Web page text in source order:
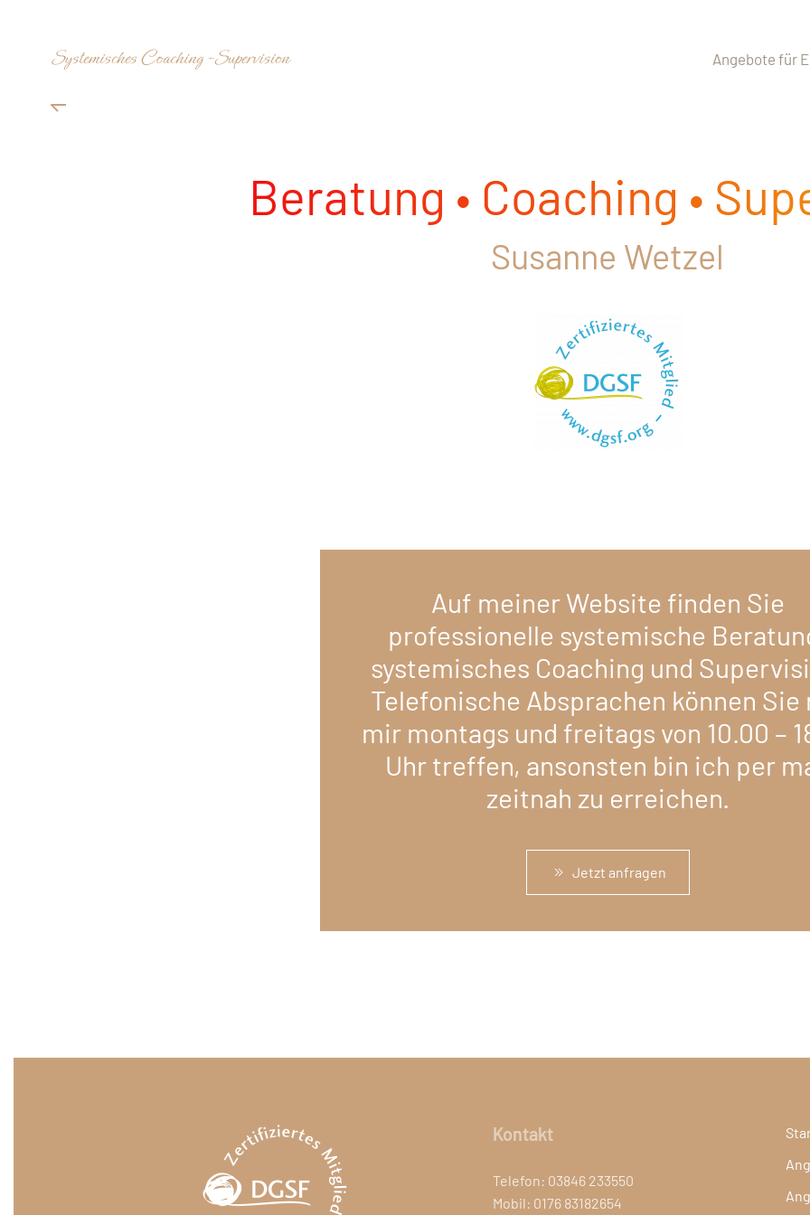
Zum Hauptinhalt springen Angebote für
Beratung • Coaching •
Susanne Wetzel
Auf meiner Website finden Sie
professionelle systemische
systemisches Coaching und
Telefonische Absprachen können Sie
mir montags und freitags von 10.00 –
Uhr treffen, ansonsten bin ich per
zeitnah zu erreichen.
Jetzt anfragen
Kontakt
Telefon: 03846 233550
Mobil: 0176 83182654